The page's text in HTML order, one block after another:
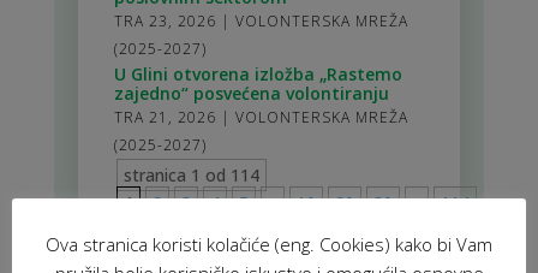
TRA 23, 2026 | VOLONTERSKA MREŽA
(2025-2027)
U Glini otvorena izložba „Rastemo
zajedno“ posvećena volontiranju
TRA 21, 2026 | VOLONTERSKA MREŽA
(2025-2027)
stranica 1 od 114
1
2 3 4 5 > 10 20 30 > 114
Ova stranica koristi kolačiće (eng. Cookies) kako bi Vam